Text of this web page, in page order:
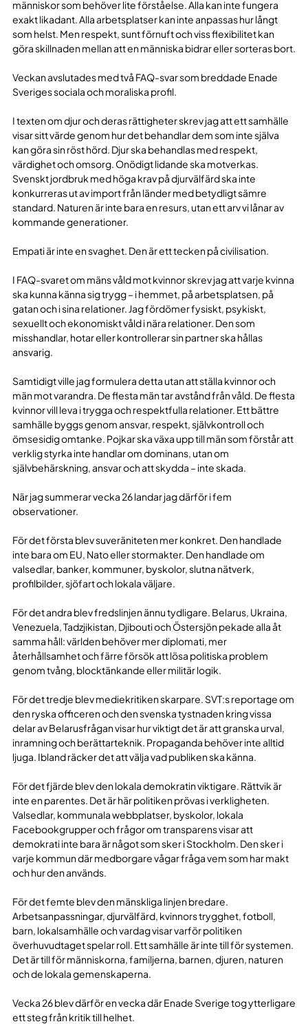
människor som behöver lite förståelse. Alla kan inte fungera
exakt likadant. Alla arbetsplatser kan inte anpassas hur långt
som helst. Men respekt, sunt förnuft och viss flexibilitet kan
göra skillnaden mellan att en människa bidrar eller sorteras bort.
Veckan avslutades med två FAQ-svar som breddade Enade
Sveriges sociala och moraliska profil.
I texten om djur och deras rättigheter skrev jag att ett samhälle
visar sitt värde genom hur det behandlar dem som inte själva
kan göra sin röst hörd. Djur ska behandlas med respekt,
värdighet och omsorg. Onödigt lidande ska motverkas.
Svenskt jordbruk med höga krav på djurvälfärd ska inte
konkurreras ut av import från länder med betydligt sämre
standard. Naturen är inte bara en resurs, utan ett arv vi lånar av
kommande generationer.
Empati är inte en svaghet. Den är ett tecken på civilisation.
I FAQ-svaret om mäns våld mot kvinnor skrev jag att varje kvinna
ska kunna känna sig trygg – i hemmet, på arbetsplatsen, på
gatan och i sina relationer. Jag fördömer fysiskt, psykiskt,
sexuellt och ekonomiskt våld i nära relationer. Den som
misshandlar, hotar eller kontrollerar sin partner ska hållas
ansvarig.
Samtidigt ville jag formulera detta utan att ställa kvinnor och
män mot varandra. De flesta män tar avstånd från våld. De flesta
kvinnor vill leva i trygga och respektfulla relationer. Ett bättre
samhälle byggs genom ansvar, respekt, självkontroll och
ömsesidig omtanke. Pojkar ska växa upp till män som förstår att
verklig styrka inte handlar om dominans, utan om
självbehärskning, ansvar och att skydda – inte skada.
När jag summerar vecka 26 landar jag därför i fem
observationer.
För det första blev suveräniteten mer konkret. Den handlade
inte bara om EU, Nato eller stormakter. Den handlade om
valsedlar, banker, kommuner, byskolor, slutna nätverk,
profilbilder, sjöfart och lokala väljare.
För det andra blev fredslinjen ännu tydligare. Belarus, Ukraina,
Venezuela, Tadzjikistan, Djibouti och Östersjön pekade alla åt
samma håll: världen behöver mer diplomati, mer
återhållsamhet och färre försök att lösa politiska problem
genom tvång, blocktänkande eller militär logik.
För det tredje blev mediekritiken skarpare. SVT:s reportage om
den ryska officeren och den svenska tystnaden kring vissa
delar av Belarusfrågan visar hur viktigt det är att granska urval,
inramning och berättarteknik. Propaganda behöver inte alltid
ljuga. Ibland räcker det att välja vad publiken ska känna.
För det fjärde blev den lokala demokratin viktigare. Rättvik är
inte en parentes. Det är här politiken prövas i verkligheten.
Valsedlar, kommunala webbplatser, byskolor, lokala
Facebookgrupper och frågor om transparens visar att
demokrati inte bara är något som sker i Stockholm. Den sker i
varje kommun där medborgare vågar fråga vem som har makt
och hur den används.
För det femte blev den mänskliga linjen bredare.
Arbetsanpassningar, djurvälfärd, kvinnors trygghet, fotboll,
barn, lokalsamhälle och vardag visar varför politiken
överhuvudtaget spelar roll. Ett samhälle är inte till för systemen.
Det är till för människorna, familjerna, barnen, djuren, naturen
och de lokala gemenskaperna.
Vecka 26 blev därför en vecka där Enade Sverige tog ytterligare
ett steg från kritik till helhet.